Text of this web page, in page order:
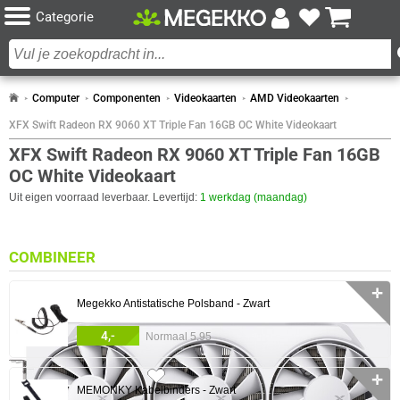
Categorie
Computer Componenten Videokaarten AMD Videokaarten
XFX Swift Radeon RX 9060 XT Triple Fan 16GB OC White Videokaart
XFX Swift Radeon RX 9060 XT Triple Fan 16GB
OC White Videokaart
Uit eigen voorraad leverbaar. Levertijd: 1 werkdag (maandag)
157x
COMBINEER
Megekko Antistatische Polsband - Zwart
4,- Normaal 5,95
✛
MEMONKY Kabelbinders - Zwart
✛